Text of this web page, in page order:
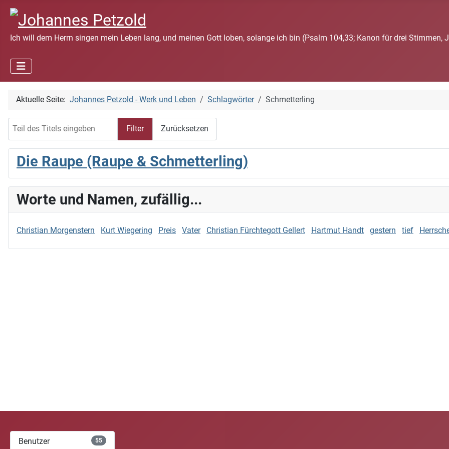
Ich will dem Herrn singen mein Leben lang, und meinen Gott loben, solange ich bin (Psalm 104,33; Kanon für drei Stimmen,
Aktuelle Seite: Johannes Petzold - Werk und Leben Schlagwörter Schmetterling
Filter Zurücksetzen
Die Raupe (Raupe & Schmetterling)
Worte und Namen, zufällig...
Christian Morgenstern Kurt Wiegering Preis Vater Christian Fürchtegott Gellert Hartmut Handt gestern tief
Benutzer 55